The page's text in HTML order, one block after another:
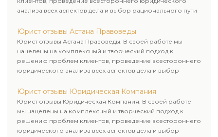
анализа всех аспектов дела и выбор рационального пути
Юрист отзывы Астана Правоведы
Юрист отзывы Астана Правоведы. В своей работе мы
нацелены на комплексный и творческий подход к
решению проблем клиентов, проведение всестороннего
юридического анализа всех аспектов дела и выбор
Юрист отзывы Юридическая Компания
Юрист отзывы Юридическая Компания. В своей работе
мы нацелены на комплексный и творческий подход к
решению проблем клиентов, проведение всестороннего
юридического анализа всех аспектов дела и выбор